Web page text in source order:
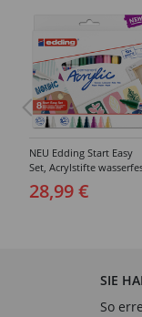
NEU Edding Start Easy
Set, Acrylstifte
fein und medium, inkl.
Postkartenblock, 8er-Set
28,99 €
SIE
So